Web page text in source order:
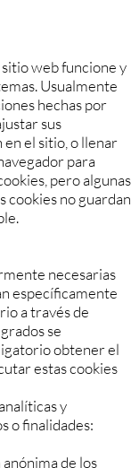
sitio web funcione y
Usualmente
hechas por
sus
el sitio, o llenar
para
pero algunas
cookies no guardan
necesarias
específicamente
a través de
se
obtener el
estas cookies
y
o finalidades:
de los